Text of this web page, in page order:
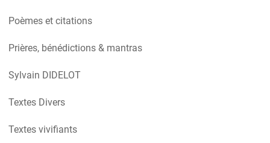
Poèmes et citations
Prières, bénédictions & mantras
Sylvain DIDELOT
Textes Divers
Textes vivifiants